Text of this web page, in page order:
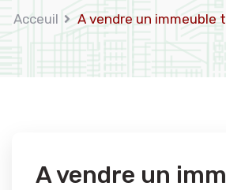
Acceuil A vendre un immeuble
A vendre un